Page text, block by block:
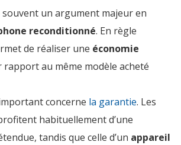
un argument majeur en
reconditionné. En règle
de réaliser une économie
rapport au même modèle acheté
concerne la garantie. Les
habituellement d’une
tandis que celle d’un appareil